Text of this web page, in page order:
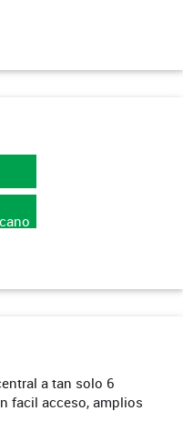
a tan solo 6
facil acceso, amplios